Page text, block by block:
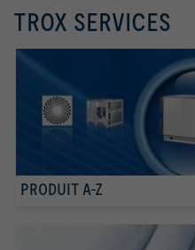
TROX SERVICES
PRODUIT A-Z